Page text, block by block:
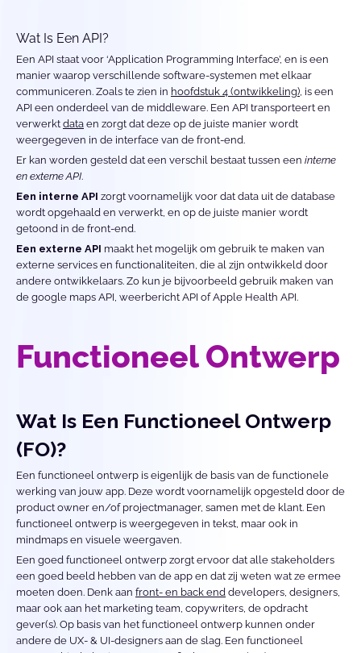
Wat Is Een API?
Een API staat voor ‘Application Programming Interface’, en is een
manier waarop verschillende software-systemen met elkaar
communiceren. Zoals te zien in hoofdstuk 4 (ontwikkeling), is een
API een onderdeel van de middleware. Een API transporteert en
verwerkt data en zorgt dat deze op de juiste manier wordt
weergegeven in de interface van de front-end.
Er kan worden gesteld dat een verschil bestaat tussen een interne
en externe API.
Een interne API zorgt voornamelijk voor dat data uit de database
wordt opgehaald en verwerkt, en op de juiste manier wordt
getoond in de front-end.
Een externe API maakt het mogelijk om gebruik te maken van
externe services en functionaliteiten, die al zijn ontwikkeld door
andere ontwikkelaars. Zo kun je bijvoorbeeld gebruik maken van
de google maps API, weerbericht API of Apple Health API.
Functioneel Ontwerp
Wat Is Een Functioneel Ontwerp
(FO)?
Een functioneel ontwerp is eigenlijk de basis van de functionele
werking van jouw app. Deze wordt voornamelijk opgesteld door de
product owner en/of projectmanager, samen met de klant. Een
functioneel ontwerp is weergegeven in tekst, maar ook in
mindmaps en visuele weergaven.
Een goed functioneel ontwerp zorgt ervoor dat alle stakeholders
een goed beeld hebben van de app en dat zij weten wat ze ermee
moeten doen. Denk aan front- en back end developers, designers,
maar ook aan het marketing team, copywriters, de opdracht
gever(s). Op basis van het functioneel ontwerp kunnen onder
andere de UX- & UI-designers aan de slag. Een functioneel